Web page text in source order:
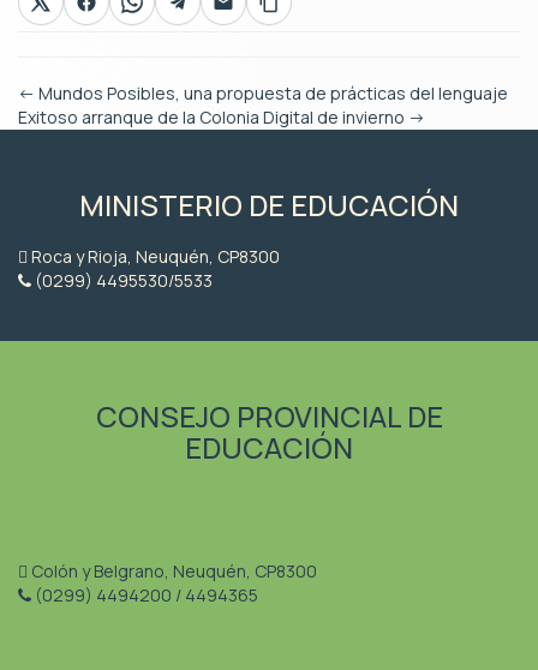
← Mundos Posibles, una propuesta de prácticas del lenguaje
Exitoso arranque de la Colonia Digital de invierno →
MINISTERIO DE EDUCACIÓN
Roca y Rioja, Neuquén, CP8300
(0299) 4495530/5533
CONSEJO PROVINCIAL DE
EDUCACIÓN
Colón y Belgrano, Neuquén, CP8300
(0299) 4494200 / 4494365